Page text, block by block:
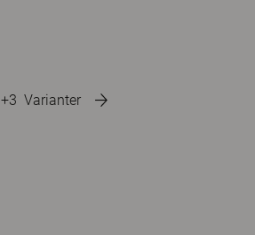
+3 Varianter